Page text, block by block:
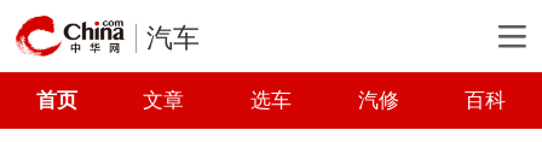
汽车
首页 文章 选车 汽修 百科